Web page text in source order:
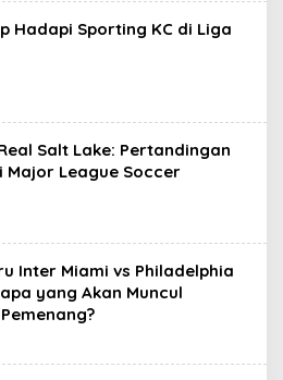
Hadapi Sporting KC di Liga
Salt Lake: Pertandingan
Major League Soccer
Inter Miami vs Philadelphia
yang Akan Muncul